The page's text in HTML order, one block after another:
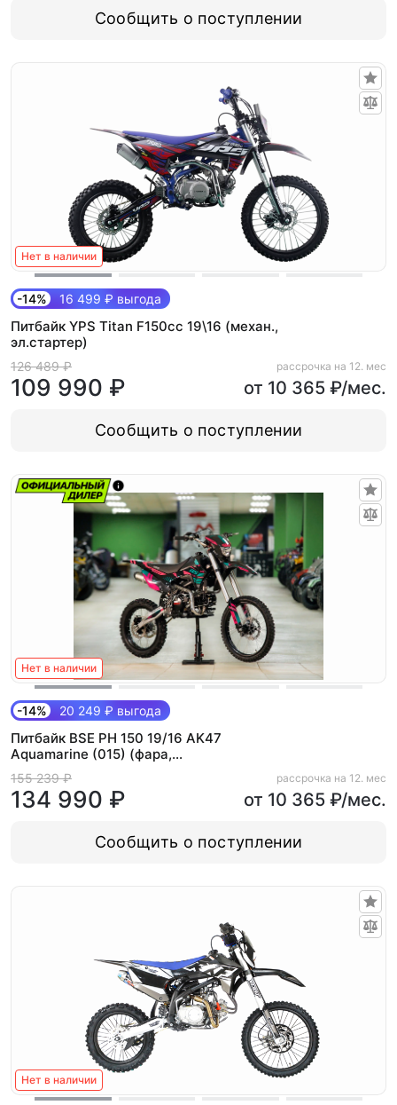
Сообщить о поступлении
Нет в наличии
-14% 16 499 ₽ выгода
Питбайк YPS Titan F150cc 19\16 (механ.,
эл.стартер)
126 489 ₽
109 990 ₽
рассрочка на 12. мес
от 10 365 ₽/мес.
Сообщить о поступлении
Нет в наличии
-14% 20 249 ₽ выгода
Питбайк BSE PH 150 19/16 AK47
Aquamarine (015) (фара,
электростартер)
155 239 ₽
134 990 ₽
рассрочка на 12. мес
от 10 365 ₽/мес.
Сообщить о поступлении
Нет в наличии